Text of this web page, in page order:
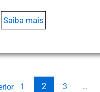
Saiba mais
1 2 3 …